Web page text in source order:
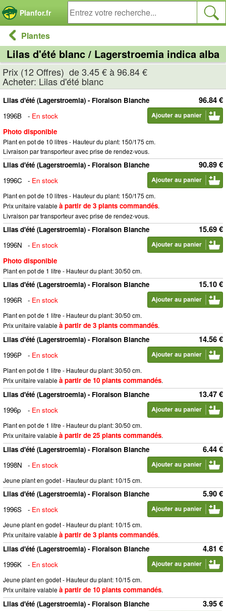
Planfor.fr
Plantes
Lilas d'été blanc / Lagerstroemia indica alba
Prix (12 Offres) de 3.45 € à 96.84 €
Acheter: Lilas d'été blanc
96.84 €
Lilas d'été (Lagerstroemia) - Floraison Blanche
1996B
- En stock
Photo disponible
Plant en pot de 10 litres - Hauteur du plant: 150/175 cm.
Livraison par transporteur avec prise de rendez-vous.
90.89 €
Lilas d'été (Lagerstroemia) - Floraison Blanche
1996C
- En stock
Plant en pot de 10 litres - Hauteur du plant: 150/175 cm.
Prix unitaire valableà partir de 3 plants commandés.
Livraison par transporteur avec prise de rendez-vous.
15.69 €
Lilas d'été (Lagerstroemia) - Floraison Blanche
1996N
- En stock
Photo disponible
Plant en pot de 1 litre - Hauteur du plant: 30/50 cm.
15.10 €
Lilas d'été (Lagerstroemia) - Floraison Blanche
1996R
- En stock
Plant en pot de 1 litre - Hauteur du plant: 30/50 cm.
Prix unitaire valableà partir de 3 plants commandés.
14.56 €
Lilas d'été (Lagerstroemia) - Floraison Blanche
1996P
- En stock
Plant en pot de 1 litre - Hauteur du plant: 30/50 cm.
Prix unitaire valableà partir de 10 plants commandés.
13.47 €
Lilas d'été (Lagerstroemia) - Floraison Blanche
1996p
- En stock
Plant en pot de 1 litre - Hauteur du plant: 30/50 cm.
Prix unitaire valableà partir de 25 plants commandés.
6.44 €
Lilas d'été (Lagerstroemia) - Floraison Blanche
1998N
- En stock
Jeune plant en godet - Hauteur du plant: 10/15 cm.
5.90 €
Lilas d'été (Lagerstroemia) - Floraison Blanche
1996S
- En stock
Jeune plant en godet - Hauteur du plant: 10/15 cm.
Prix unitaire valableà partir de 3 plants commandés.
4.81 €
Lilas d'été (Lagerstroemia) - Floraison Blanche
1996K
- En stock
Jeune plant en godet - Hauteur du plant: 10/15 cm.
Prix unitaire valableà partir de 10 plants commandés.
3.95 €
Lilas d'été (Lagerstroemia) - Floraison Blanche
Panneau de gestion des cookies